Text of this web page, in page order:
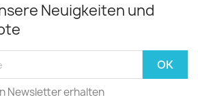
Neuigkeiten und
Newsletter erhalten